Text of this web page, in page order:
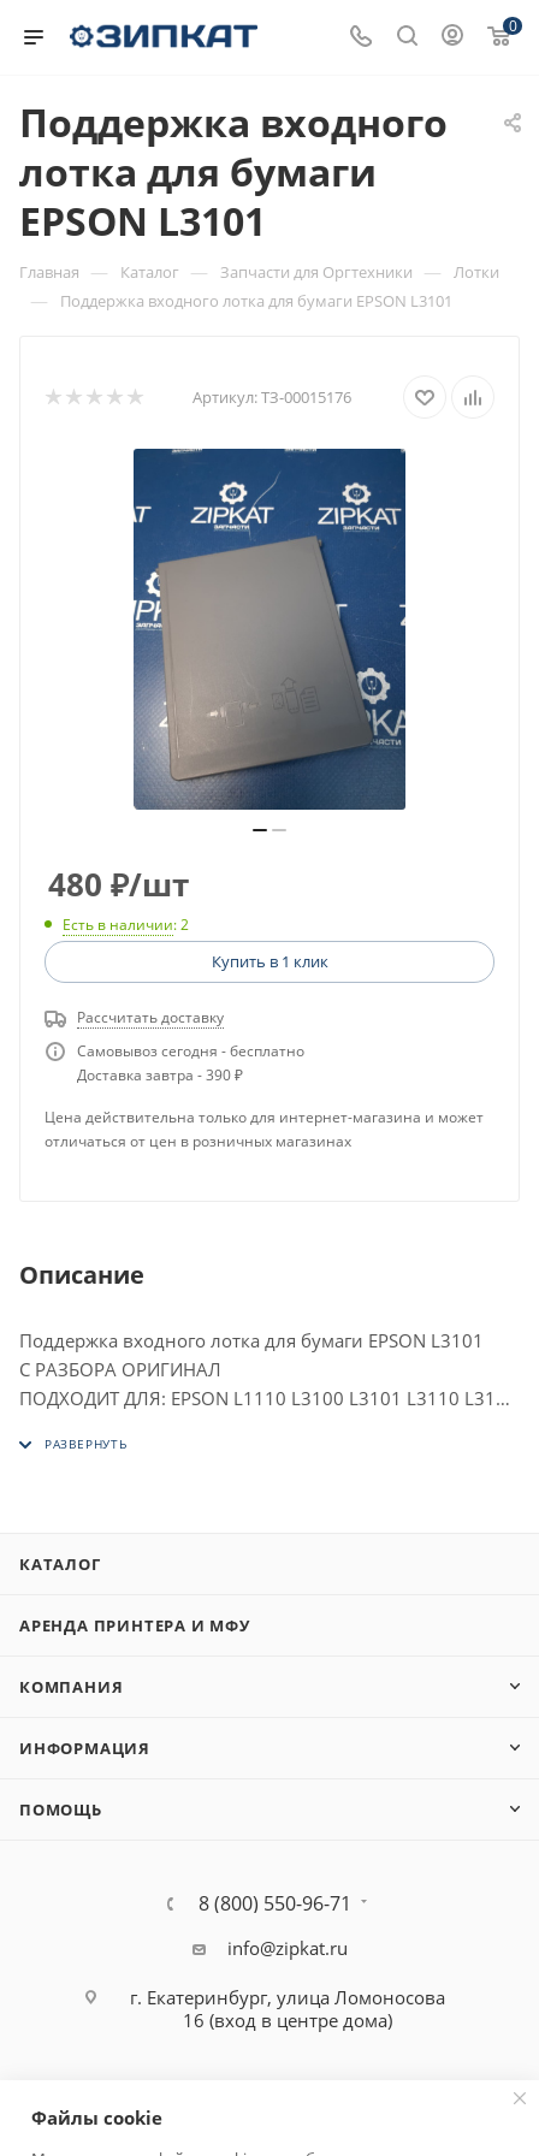
0
Поддержка входного
лотка для бумаги
EPSON L3101
Главная — Каталог — Запчасти для Оргтехники — Лотки
— Поддержка входного лотка для бумаги EPSON L3101
Артикул:ТЗ-00015176
480 ₽/шт
Есть в наличии: 2
Купить в 1 клик
Рассчитать доставку
Самовывоз сегодня - бесплатно
Доставка завтра - 390 ₽
Цена действительна только для интернет-магазина и может
отличаться от цен в розничных магазинах
Описание
Поддержка входного лотка для бумаги EPSON L3101
С РАЗБОРА ОРИГИНАЛ
ПОДХОДИТ ДЛЯ: EPSON L1110 L3100 L3101 L3110 L3115
КАТАЛОГ
АРЕНДА ПРИНТЕРА И МФУ
КОМПАНИЯ
ИНФОРМАЦИЯ
ПОМОЩЬ
8 (800) 550-96-71
info@zipkat.ru
г. Екатеринбург, улица Ломоносова
16 (вход в центре дома)
Файлы cookie